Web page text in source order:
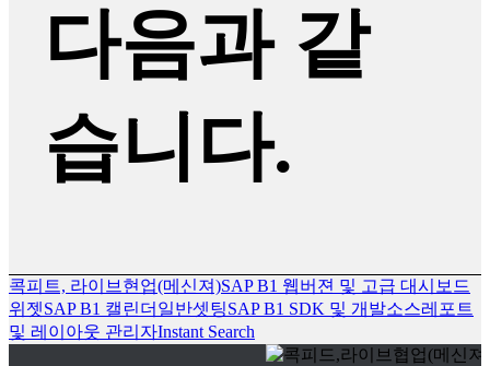
다음과 같
습니다.
콕피트, 라이브현업(메신져)SAP B1 웹버젼 및 고급 대시보드
위젯SAP B1 캘린더 일반셋팅SAP B1 SDK 및 개발소스레포트
및 레이아웃 관리자Instant Search